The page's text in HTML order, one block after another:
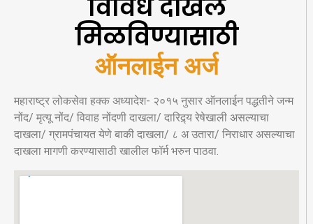
विविध दाखले
मिळविण्यासाठी
ऑनलाईन अर्ज
महाराष्ट्र लोकसेवा हक्क अध्यादेश- २०१५ नुसार ऑनलाईन पद्धतीने जन्म
नोंद/ मृत्यू नोंद/ विवाह नोंदणी दाखला/ दारिद्र्य रेषेखाली असल्याचा
दाखला/ ग्रामपंचायत येणे बाकी दाखला/ ८ अ उतारा/ निराधार असल्याचा
दाखला मागणी करण्यासाठी खालील फॉर्म भरुन पाठवा.